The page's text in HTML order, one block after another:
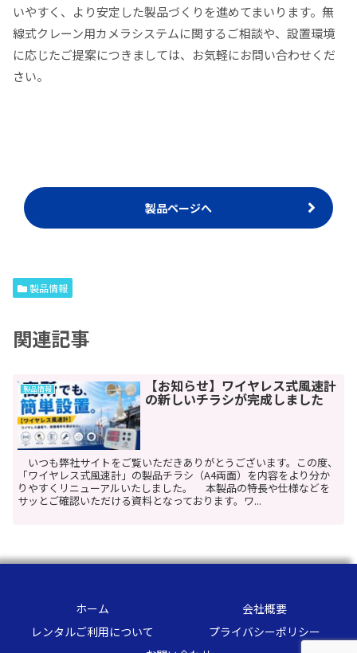
いやすく、より安定した製品づくりを進めてまいります。無
線式クレーン用カメラシステムに関するご相談や、設置環境
に応じたご提案につきましては、お気軽にお問い合わせくだ
さい。
製品ページへ
製品情報
関連記事
製品情報 【お知らせ】ワイヤレス式風速計
の新しいチラシが完成しました
いつも弊社サイトをご覧いただきありがとうございます。この度、
「ワイヤレス式風速計」の製品チラシ（A4両面）を内容をより分か
りやすくリニューアルいたしました。 本製品の特長や仕様などを
サッとご確認いただける資料となっております。ワ...
ホーム
会社概要
レンタルご利用について
プライバシーポリシー